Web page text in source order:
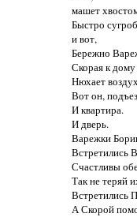
машет
Быстро
и вот,
Бережно
Скорая к
Нюхает
Вот он,
И квартира.
И дверь.
Варежки
Встретились
Счастливы
Так не теряй
Встретились
А Скорой